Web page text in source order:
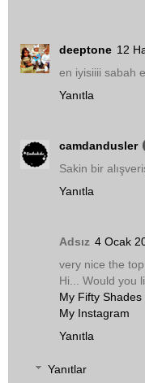
deeptone 12
en iyisiiii sabah
Yanıtla
camdandusler
Sakin bir
Yanıtla
Adsız 4 Ocak
very nice the
Hi... Would you
My Fifty
My Instagram
Yanıtla
Yanıtlar